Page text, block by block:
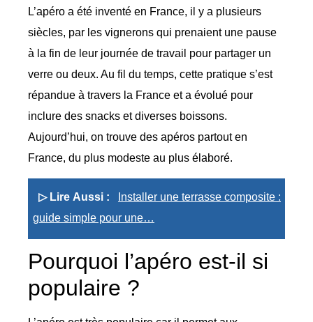
L’apéro a été inventé en France, il y a plusieurs
siècles, par les vignerons qui prenaient une pause
à la fin de leur journée de travail pour partager un
verre ou deux. Au fil du temps, cette pratique s’est
répandue à travers la France et a évolué pour
inclure des snacks et diverses boissons.
Aujourd’hui, on trouve des apéros partout en
France, du plus modeste au plus élaboré.
▷ Lire Aussi :
Installer une terrasse composite :
guide simple pour une…
Pourquoi l’apéro est-il si
populaire ?